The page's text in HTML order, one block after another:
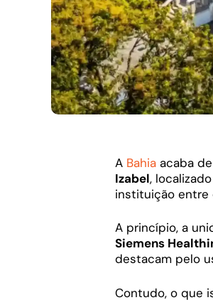
A Bahia acaba
Izabel,
instituição entre
A princípio, a
Siemens
destacam pelo
Contudo, o que